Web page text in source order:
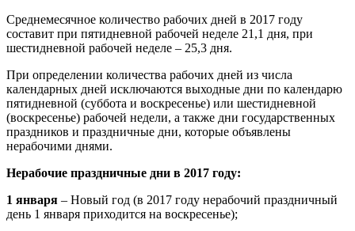
Среднемесячное количество рабочих дней в 2017 году
составит при пятидневной рабочей неделе 21,1 дня, при
шестидневной рабочей неделе – 25,3 дня.
При определении количества рабочих дней из числа
календарных дней исключаются выходные дни по календарю
пятидневной (суббота и воскресенье) или шестидневной
(воскресенье) рабочей недели, а также дни государственных
праздников и праздничные дни, которые объявлены
нерабочими днями.
Нерабочие праздничные дни в 2017 году:
1 января – Новый год (в 2017 году нерабочий праздничный
день 1 января приходится на воскресенье);